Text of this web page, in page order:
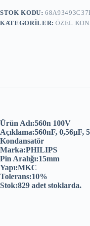
STOK KODU:
KATEGORILER:ÖZEL
Ürün Adı:560n 100V
Açıklama:560nF, 0,56µF,
Kondansatör
Marka:PHILIPS
Pin Aralığı:15mm
Yapı:MKC
Tolerans:10%
Stok:829 adet stoklarda.